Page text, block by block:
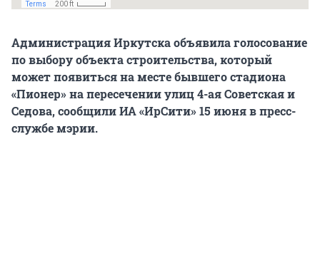
Администрация Иркутска объявила голосование
по выбору объекта строительства, который
может появиться на месте бывшего стадиона
«Пионер» на пересечении улиц 4-ая Советская и
Седова, сообщили ИА «ИрСити» 15 июня в пресс-
службе мэрии.